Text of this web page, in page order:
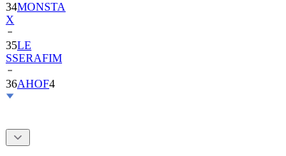
34MONSTA
X
35LE
SSERAFIM
36AHOF4